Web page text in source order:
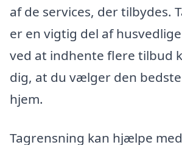
af de services, der tilbydes.
er en vigtig del af
ved at indhente flere tilbud
dig, at du vælger den
hjem.
Tagrensning kan hjælpe